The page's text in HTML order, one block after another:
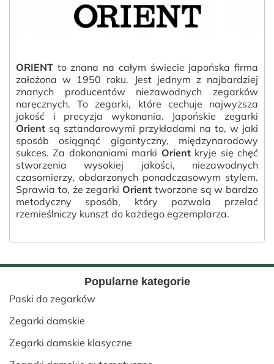
ORIENT to znana na całym świecie japońska firma
założona w 1950 roku. Jest jednym z najbardziej
znanych producentów niezawodnych zegarków
naręcznych. To zegarki, które cechuje najwyższa
jakość i precyzja wykonania. Japońskie zegarki
Orient są sztandarowymi przykładami na to, w jaki
sposób osiągnąć gigantyczny, międzynarodowy
sukces. Za dokonaniami marki Orientkryje się chęć
stworzenia wysokiej jakości, niezawodnych
czasomierzy, obdarzonych ponadczasowym stylem.
Sprawia to, że zegarki Orient tworzone są w bardzo
metodyczny sposób, który pozwala przelać
rzemieślniczy kunszt do każdego egzemplarza.
Popularne kategorie
Paski do zegarków
Zegarki damskie
Zegarki damskie klasyczne